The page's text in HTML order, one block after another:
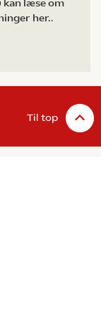
kan læse om
her..
Til top